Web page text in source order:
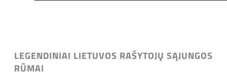
LEGENDINIAI LIETUVOS RAŠYTOJŲ SĄJUNGOS
RŪMAI